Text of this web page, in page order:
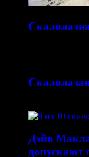
Дэйв
допускают